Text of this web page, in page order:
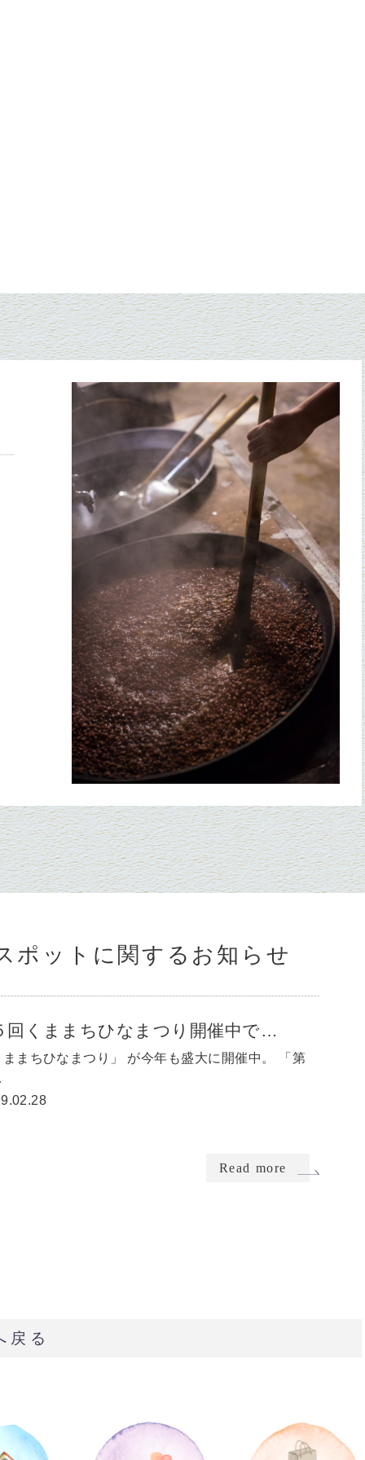
ポットに関するお知らせ
回くままちひなまつり開催中で…
ままちひなまつり」 が今年も盛大に開催中。 「第
Read more
戻る